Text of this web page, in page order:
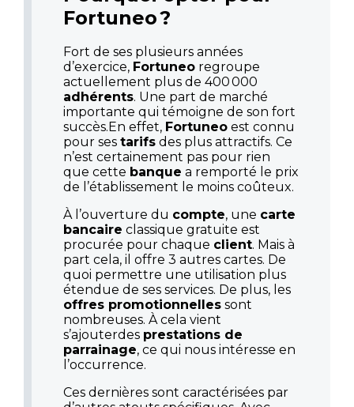
Fortuneo ?
Fort de ses plusieurs années
d’exercice, Fortuneo regroupe
actuellement plus de 400 000
adhérents. Une part de marché
importante qui témoigne de son fort
succès.En effet, Fortuneo est connu
pour ses tarifs des plus attractifs. Ce
n’est certainement pas pour rien
que cette banque a remporté le prix
de l’établissement le moins coûteux.
À l’ouverture du compte, une carte
bancaire classique gratuite est
procurée pour chaque client. Mais à
part cela, il offre 3 autres cartes. De
quoi permettre une utilisation plus
étendue de ses services. De plus, les
offres promotionnelles sont
nombreuses. À cela vient
s’ajouterdes prestations de
parrainage, ce qui nous intéresse en
l’occurrence.
Ces dernières sont caractérisées par